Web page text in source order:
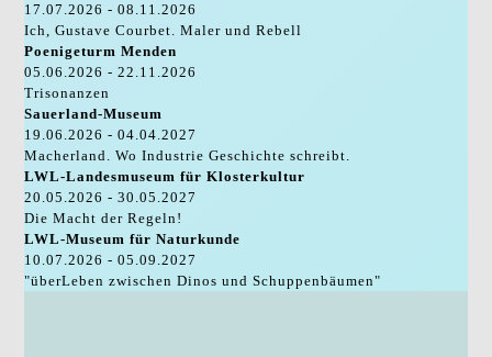
17.07.2026 - 08.11.2026
Ich, Gustave Courbet. Maler und Rebell
Poenigeturm Menden
05.06.2026 - 22.11.2026
Trisonanzen
Sauerland-Museum
19.06.2026 - 04.04.2027
Macherland. Wo Industrie Geschichte schreibt.
LWL-Landesmuseum für Klosterkultur
20.05.2026 - 30.05.2027
Die Macht der Regeln!
LWL-Museum für Naturkunde
10.07.2026 - 05.09.2027
"überLeben zwischen Dinos und Schuppenbäumen"